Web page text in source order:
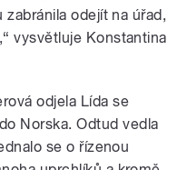
odejít na úřad,
vysvětluje Konstantina
odjela Lída se
Norska. Odtud vedla
se o řízenou